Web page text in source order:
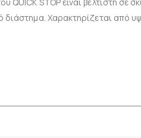
διάστημα. Χαρακτηρίζεται από